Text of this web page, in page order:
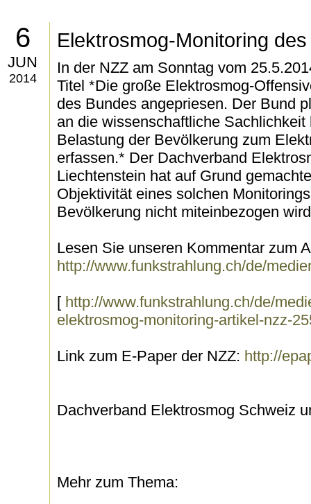
6
JUN
2014
Elektrosmog-Monitoring
In der NZZ am Sonntag vom
Titel *Die große Elektrosmog-
des Bundes angepriesen. Der Bund
an die wissenschaftliche
Belastung der Bevölkerung zum
erfassen.* Der Dachverband
Liechtenstein hat auf Grund
Objektivität eines solchen
Bevölkerung nicht miteinbezogen
Lesen Sie unseren Kommentar zum
http://www.funkstrahlung.ch/de/
[ http://www.funkstrahlung.ch/de/
elektrosmog-monitoring-artikel-nzz-
Link zum E-Paper der NZZ: http://
Dachverband Elektrosmog Schweiz
Mehr zum Thema: